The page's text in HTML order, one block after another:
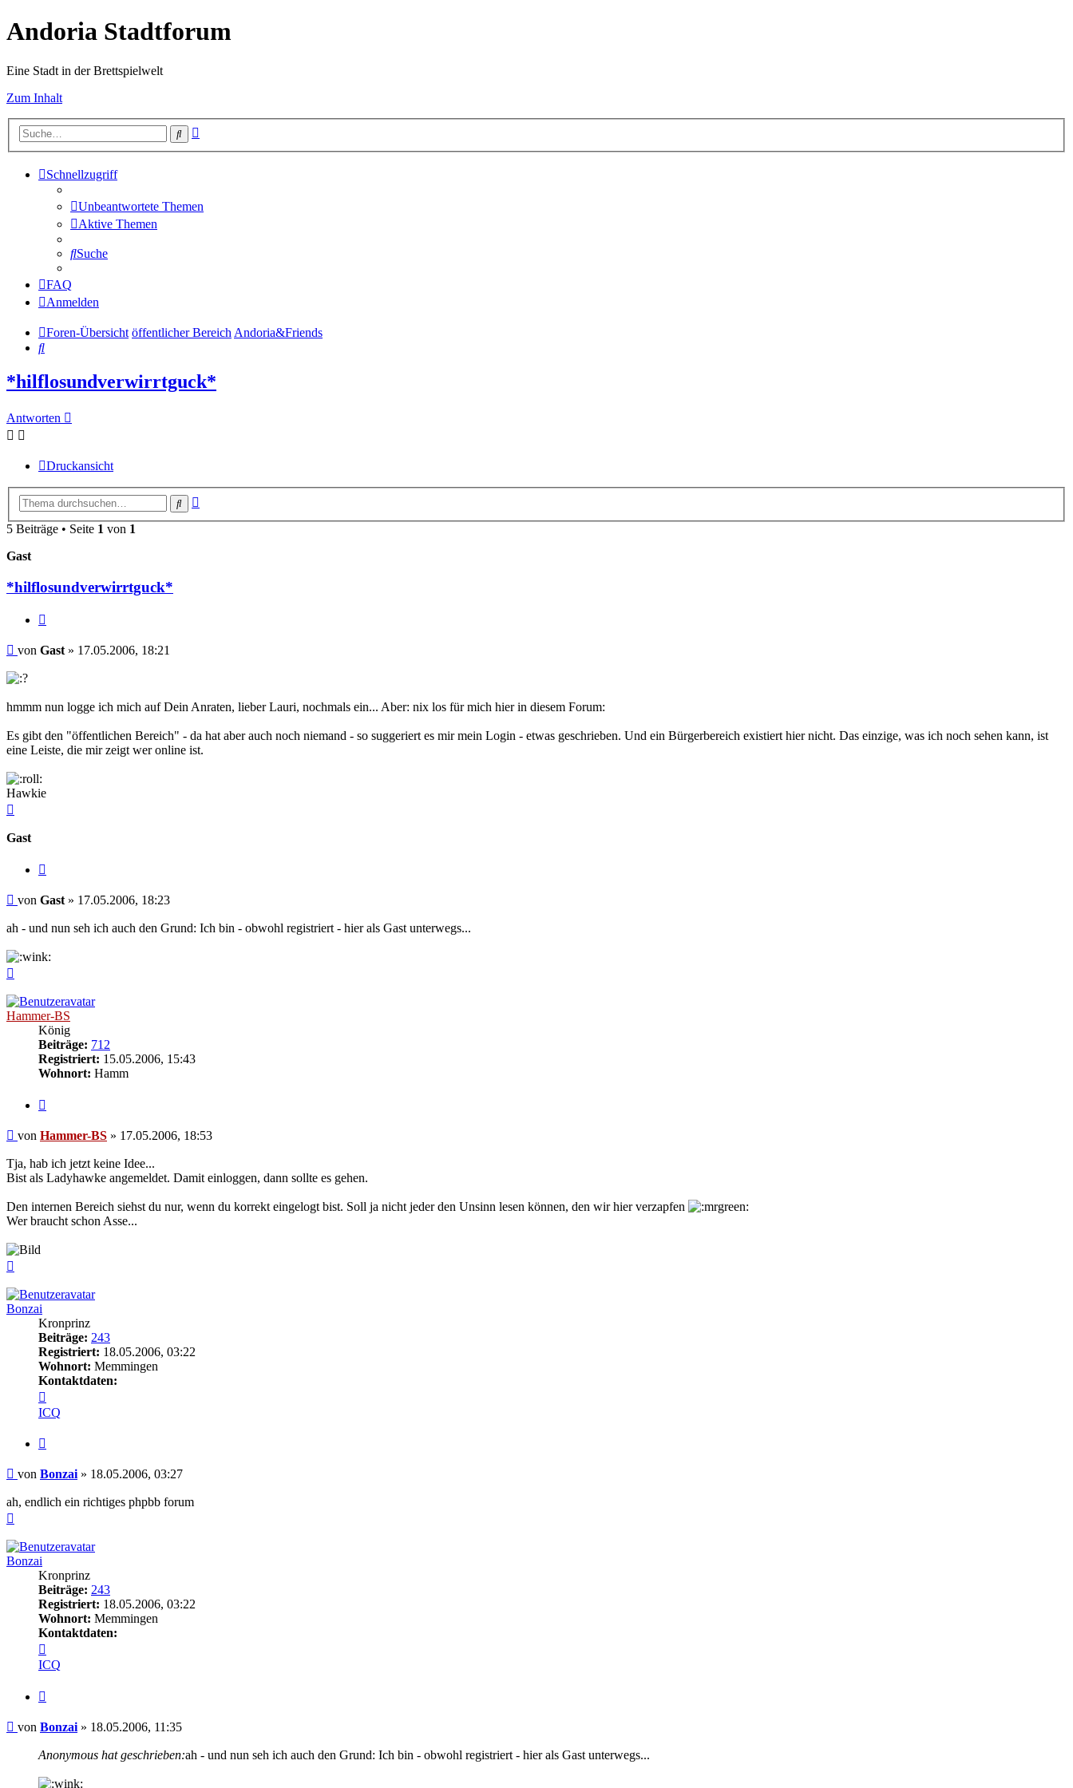
Andoria Stadtforum
Eine Stadt in der Brettspielwelt
Zum Inhalt
Suche
Schnellzugriff
Unbeantwortete Themen
Aktive Themen
Suche
FAQ
Anmelden
Foren-Übersicht öffentlicher BereichAndoria&Friends
Suche
*hilflosundverwirrtguck*
Antworten
Druckansicht
Suche
5 Beiträge • Seite 1 von 1
Gast
*hilflosundverwirrtguck*
Beitrag
von Gast » 17.05.2006, 18:21
hmmm nun logge ich mich auf Dein Anraten, lieber Lauri, nochmals ein... Aber: nix los für mich hier in diesem Forum:
Es gibt den "öffentlichen Bereich" - da hat aber auch noch niemand - so suggeriert es mir mein Login - etwas geschrieben. Und ein Bürgerbereich existiert hier nicht. Das einzige, was ich noch sehen kann, ist
eine Leiste, die mir zeigt wer online ist.
Hawkie
Gast
Beitrag
von Gast » 17.05.2006, 18:23
ah - und nun seh ich auch den Grund: Ich bin - obwohl registriert - hier als Gast unterwegs...
Hammer-BS
König
Beiträge: 712
Registriert: 15.05.2006, 15:43
Wohnort: Hamm
Beitrag
von Hammer-BS » 17.05.2006, 18:53
Tja, hab ich jetzt keine Idee...
Bist als Ladyhawke angemeldet. Damit einloggen, dann sollte es gehen.
Den internen Bereich siehst du nur, wenn du korrekt eingelogt bist. Soll ja nicht jeder den Unsinn lesen können, den wir hier verzapfen
Wer braucht schon Asse...
Bonzai
Kronprinz
Beiträge: 243
Registriert: 18.05.2006, 03:22
Wohnort: Memmingen
Kontaktdaten:
von
Bonzai
ICQ
Beitrag
von Bonzai» 18.05.2006, 03:27
ah, endlich ein richtiges phpbb forum
Bonzai
Kronprinz
Beiträge: 243
Registriert: 18.05.2006, 03:22
Wohnort: Memmingen
Kontaktdaten:
von
ICQ
Beitrag
von Bonzai » 18.05.2006, 11:35
Anonymous hat geschrieben:ah - und nun seh ich auch den Grund: Ich bin - obwohl registriert - hier als Gast unterwegs...